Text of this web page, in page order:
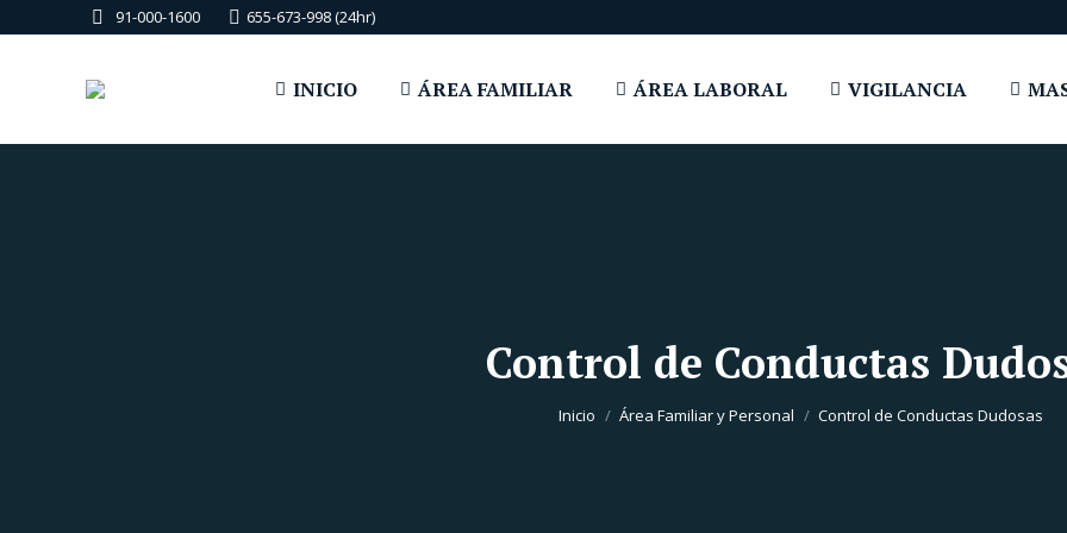
91-000-1600 655-673-998 (24hr)
INICIO ÁREA FAMILIAR ÁREA LABORAL VIGILANCIA
Control de Conductas
Estás aquí:
Inicio Área Familiar y Personal Control de Conductas Dudosas